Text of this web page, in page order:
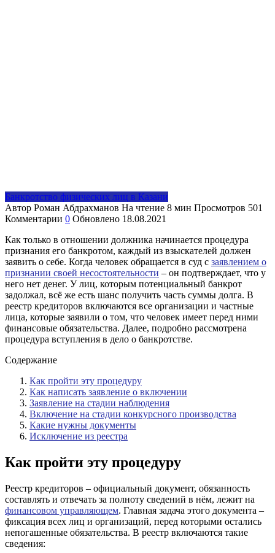
Банкротство физических лиц в Казани
Автор Роман Абдрахманов На чтение 8 мин Просмотров 501
Комментарии 0 Обновлено 18.08.2021
Как только в отношении должника начинается процедура
признания его банкротом, каждый из взыскателей должен
заявить о себе. Когда человек обращается в суд с заявлением о
признании своей несостоятельности – он подтверждает, что у
него нет денег. У лиц, которым потенциальный банкрот
задолжал, всё же есть шанс получить часть суммы долга. В
реестр кредиторов включаются все организации и частные
лица, которые заявили о том, что человек имеет перед ними
финансовые обязательства. Далее, подробно рассмотрена
процедура вступления в дело о банкротстве.
Содержание
Как пройти эту процедуру
Как написать заявление о включении
Заявление на стадии наблюдения
Включение на стадии конкурсного производства
Какие нужны документы
Исключение из реестра
Как пройти эту процедуру
Реестр кредиторов – официальный документ, обязанность
составлять и отвечать за полноту сведений в нём, лежит на
финансовом управляющем. Главная задача этого документа –
фиксация всех лиц и организаций, перед которыми остались
непогашенные обязательства. В реестр включаются такие
сведения: